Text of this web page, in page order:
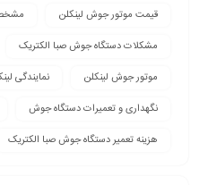
قیمت موتور جوش لینکلن
مشکلات دستگاه جوش صبا الکتریک
موتور جوش لینکلن
نمایندگی
نگهداری و تعمیرات دستگاه جوش
هزینه تعمیر دستگاه جوش صبا الکتریک